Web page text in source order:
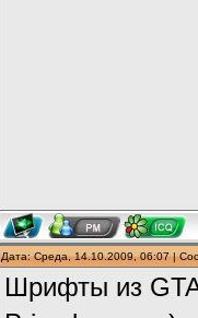
Дата: Среда, 14.10.2009, 06:07 |
Шрифты из